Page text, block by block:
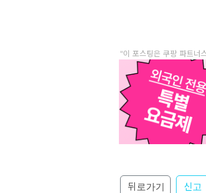
"이 포스팅은 쿠팡 파트너
뒤로가기 신고